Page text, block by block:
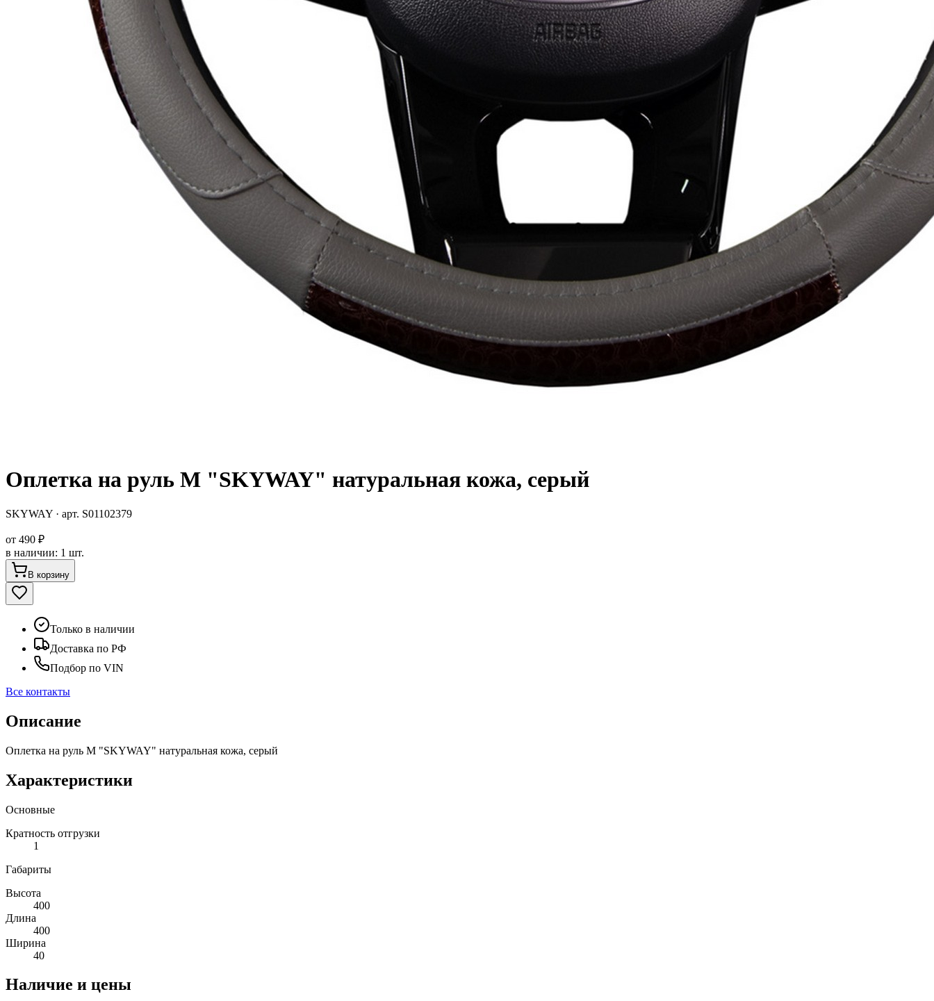
Оплетка на руль M "SKYWAY" натуральная кожа, серый
SKYWAY · арт. S01102379
от 490 ₽
в наличии: 1 шт.
В корзину
Только в наличии
Доставка по РФ
Подбор по VIN
Все контакты
Описание
Оплетка на руль M "SKYWAY" натуральная кожа, серый
Характеристики
Основные
Кратность отгрузки
1
Габариты
Высота
400
Длина
400
Ширина
40
Наличие и цены